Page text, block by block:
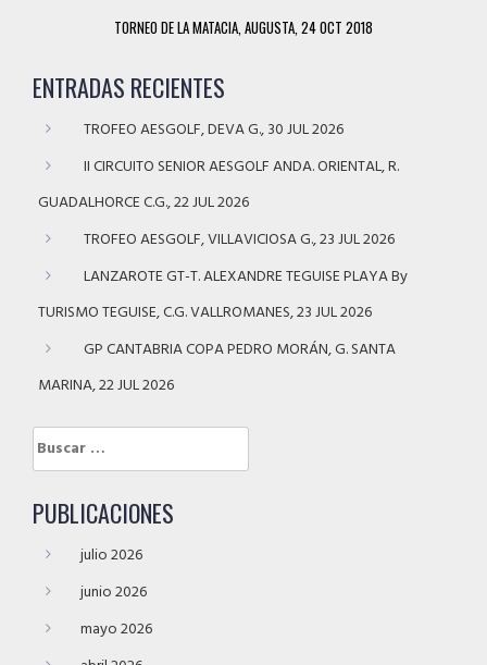
TORNEO DE LA MATACIA, AUGUSTA, 24 OCT 2018
ENTRADAS RECIENTES
TROFEO AESGOLF, DEVA G., 30 JUL 2026
II CIRCUITO SENIOR AESGOLF ANDA. ORIENTAL, R.
GUADALHORCE C.G., 22 JUL 2026
TROFEO AESGOLF, VILLAVICIOSA G., 23 JUL 2026
LANZAROTE GT-T. ALEXANDRE TEGUISE PLAYA By
TURISMO TEGUISE, C.G. VALLROMANES, 23 JUL 2026
GP CANTABRIA COPA PEDRO MORÁN, G. SANTA
MARINA, 22 JUL 2026
Buscar:
PUBLICACIONES
julio 2026
junio 2026
mayo 2026